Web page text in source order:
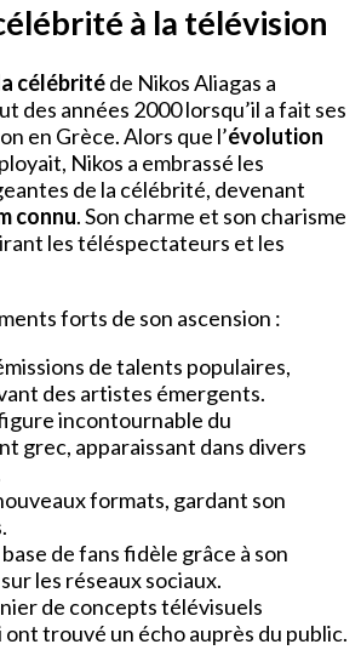
à la télévision
célébritéde Nikos Aliagas a
des années 2000 lorsqu’il a fait ses
en Grèce. Alors que l’évolution
Nikos a embrassé les
de la célébrité, devenant
connu. Son charme et son charisme
les téléspectateurs et les
forts de son ascension :
de talents populaires,
des artistes émergents.
incontournable du
grec, apparaissant dans divers
formats, gardant son
de fans fidèle grâce à son
les réseaux sociaux.
de concepts télévisuels
trouvé un écho auprès du public.